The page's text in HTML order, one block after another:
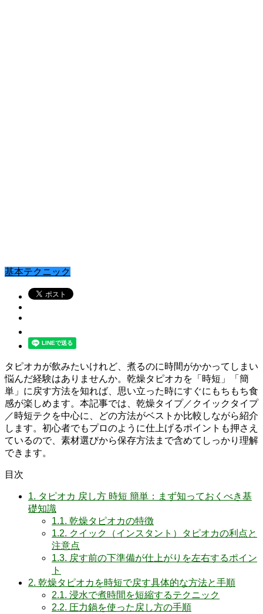
基本テクニック
タピオカが飲みたいけれど、煮るのに時間がかかってしまい
悩んだ経験はありませんか。乾燥タピオカを「時短」「簡
単」に戻す方法を知れば、思い立った時にすぐにもちもち食
感が楽しめます。本記事では、乾燥タイプ／クイックタイプ
／時短テクを中心に、どの方法がベストか比較しながら紹介
します。初心者でもプロのように仕上げるポイントも押さえ
ているので、素材選びから保存方法まで含めてしっかり理解
できます。
目次
1. タピオカ 戻し方 時短 簡単：まず知っておくべき基
礎知識
1.1. 乾燥タピオカの特徴
1.2. クイック（インスタント）タピオカの利点と
注意点
1.3. 戻す前の下準備が仕上がりを左右するポイン
ト
2. 乾燥タピオカを時短で戻す具体的な方法と手順
2.1. 浸水で煮時間を短縮するテクニック
2.2. 圧力鍋を使った戻し方の手順